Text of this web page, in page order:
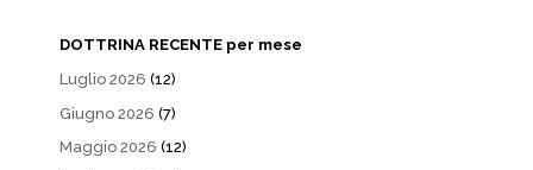
DOTTRINA RECENTE per mese
Luglio 2026 (12)
Giugno 2026 (7)
Maggio 2026 (12)